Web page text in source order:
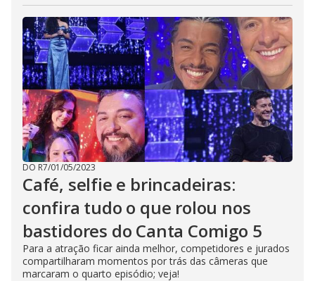
DO R7/01/05/2023
Café, selfie e brincadeiras:
confira tudo o que rolou nos
bastidores do Canta Comigo 5
Para a atração ficar ainda melhor, competidores e jurados
compartilharam momentos por trás das câmeras que
marcaram o quarto episódio; veja!